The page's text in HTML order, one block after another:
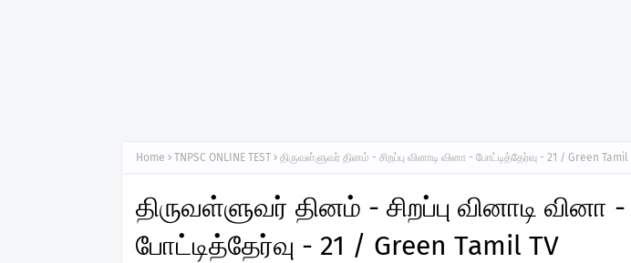
Home TNPSC ONLINE TEST திருவள்ளுவர் தினம் - சிறப்பு வினாடி வினா - போட்டித்தேர்வு - 21 / Green Tamil
திருவள்ளுவர் தினம் - சிறப்பு வினாடி வினா -
போட்டித்தேர்வு - 21 / Green Tamil TV